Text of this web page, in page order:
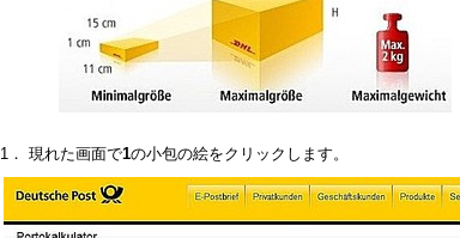
1． 現れた画面で1の小包の絵をクリックします。